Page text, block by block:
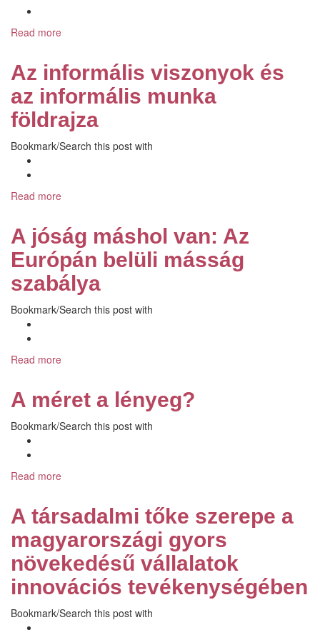
Read more
embertársakba
vetett
bizalom
Magyarországon
a
hagyományos
kérdőíves
Az informális viszonyok és
az informális munka
földrajza
Bookmark/Search this post with
Read more
informális
viszonyok
és
az
informális
munka
földrajza
A jóság máshol van: Az
Európán belüli másság
szabálya
Bookmark/Search this post with
Read more
máshol
Az
A méret a lényeg?
Bookmark/Search this post with
Read more
a
lényeg?
A társadalmi tőke szerepe a
magyarországi gyors
növekedésű vállalatok
innovációs tevékenységében
Bookmark/Search this post with